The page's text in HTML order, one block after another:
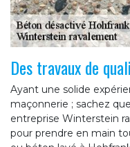
Des travaux de
Ayant une solide
maçonnerie ; sachez
entreprise Winterstein
pour prendre en main